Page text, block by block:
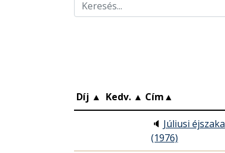
Díj ▲ Kedv. ▲ Cím▲
🔈 Júliusi éjszaka
(1976)